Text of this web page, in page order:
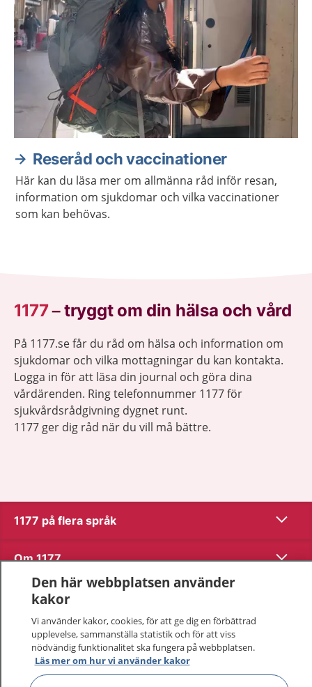
Reseråd och vaccinationer
Här kan du läsa mer om allmänna råd inför resan,
information om sjukdomar och vilka vaccinationer
som kan behövas.
1177–tryggt om din hälsa och vård
På 1177.se får du råd om hälsa och information om
sjukdomar och vilka mottagningar du kan kontakta.
Logga in för att läsa din journal och göra dina
vårdärenden. Ring telefonnummer 1177 för
sjukvårdsrådgivning dygnet runt.
1177 ger dig råd när du vill må bättre.
1177 på flera språk Visa
Om 1177 Visa
Kontakt
Behandling av personuppgifter
Hantering av kakor
Den här webbplatsen använder
kakor
Vi använder kakor, cookies, för att ge dig en förbättrad
upplevelse, sammanställa statistik och för att viss
nödvändig funktionalitet ska fungera på webbplatsen.
Läs mer om hur vi använder kakor